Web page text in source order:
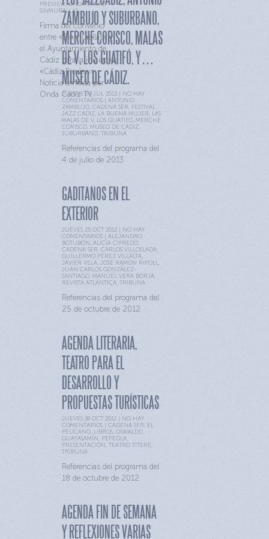
ZAMBUJO Y SUBURBANO,
MERCHE CORISCO, MALAS
DE V, LOS GUATIFÓ, Y…
MUSEO DE CÁDIZ.
JUEVES 04 JUL 2013 | NO HAY
COMENTARIOS | ANTONIO
ZAMBUJO CADENA SER
FESTIVAL
JAZZ CÁDIZ LA BUENA MUJER
LAS
MALAS DE V, LOS GUATIFÓ MERCHE
CORISCO MUSEO DE CÁDIZ
SUBURBANO TRIBUNA
Referencias del programa del
4 de julio de 2013
GADITANOS EN EL
EXTERIOR
JUEVES 25 OCT 2012 | NO HAY
COMENTARIOS | ALEJANDRO
BOTUBÓN ALICIA CIFREDO
CADENA SER CARLOS VILLOSLADA
GUILLERMO PÉREZ VILLALTA
JAVIER VELA JOSÉ RAMÓN RIPOLL
JUAN CARLOS GONZÁLEZ-
SANTIAGO MANUEL VERA BORJA
REVISTA ATLÁNTICA TRIBUNA
Referencias del programa del
25 de octubre de 2012
AGENDA LITERARIA,
TEATRO PARA EL
DESARROLLO Y
PROPUESTAS TURÍSTICAS
JUEVES 18 OCT 2012 | NO HAY
COMENTARIOS | CADENA SER
EL
PELÍCANO LIBROS OSWALDO
GUAYASAMÍN
PEPEOLA
PRESENTACIÓN TEATRO TÍTERE
TRIBUNA
Referencias del programa del
18 de octubre de 2012
AGENDA FIN DE SEMANA
Y REFLEXIONES VARIAS
PREVIEW,ONDA CÁDIZ,
SINMURALLAS
Firma del convenio
entre «Sinmurallas» y
el Ayuntamiento de
Cádiz para la iniciativa
«Cádiz Preview».
Noticia emitida por
Onda Cádiz TV.